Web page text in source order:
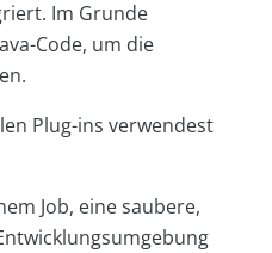
Im Grunde
Code, um die
Plug-ins verwendest
Job, eine saubere,